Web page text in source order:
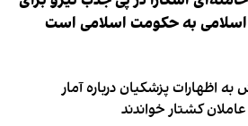
اسلامی به حکومت اسلامی است
اظهارات پزشکیان درباره آمار
عاملان کشتار خواندند